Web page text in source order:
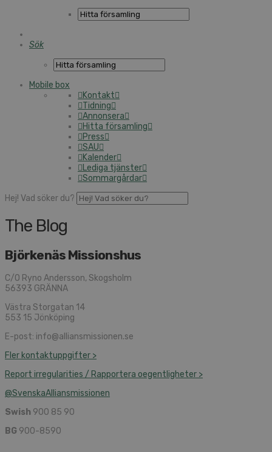
Sök
Mobile box
Kontakt
Tidning
Annonsera
Hitta församling
Press
SAU
Kalender
Lediga tjänster
Sommargårdar
Hej! Vad söker du?
The Blog
Björkenäs Missionshus
C/O Ryno Andersson, Skogsholm
56393 GRÄNNA
Västra Storgatan 14
553 15 Jönköping
E-post: info@alliansmissionen.se
Fler kontaktuppgifter >
Report irregularities / Rapportera oegentligheter >
@SvenskaAlliansmissionen
Swish 900 85 90
BG 900-8590